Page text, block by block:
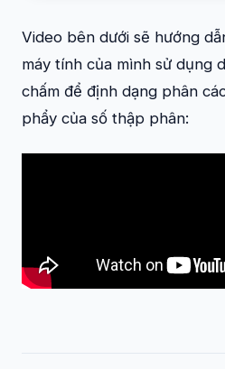
Video bên dưới sẽ hướng
máy tính của mình sử dụng
chấm để định dạng phân
phẩy của số thập phân: